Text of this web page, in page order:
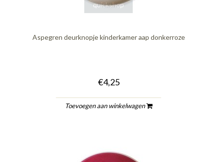
quickshop
Aspegren deurknopje kinderkamer aap donkerroze
€4,25
Toevoegen aan winkelwagen